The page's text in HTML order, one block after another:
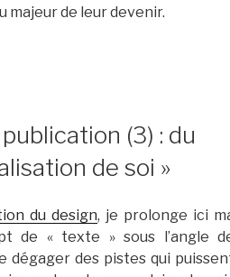
majeur de leur devenir.
(3) : du
de soi »
du design, je prolonge ici
de « texte » sous l’angle
dégager des pistes qui